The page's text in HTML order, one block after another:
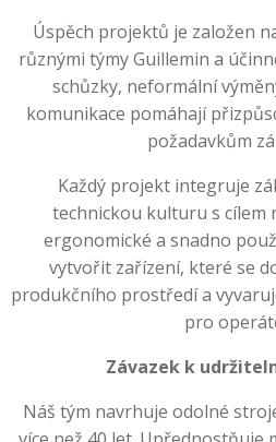
Úspěch projektů je založen
různými týmy Guillemin a
schůzky, neformální
komunikace pomáhají
požadavkům
Každý projekt integruje
technickou kulturu s
ergonomické a snadno
vytvořit zařízení, které se
produkčního prostředí a
pro
Závazek k
Náš tým navrhuje odolné